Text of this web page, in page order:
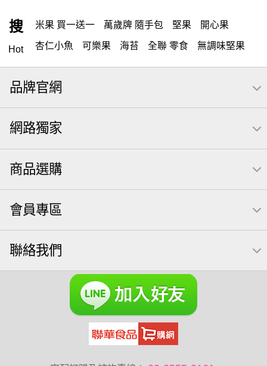
搜
Hot
米果 買一送一 萬歲牌 隨手包 堅果 開心果
杏仁小魚 可樂果 海苔 全聯 零食 無調味堅果
無調味 全聯 禮盒 全聯 素食 堅穀力 綜合纖果
米果 萬歲牌
全聯 拜拜 飲 桶裝堅果 元本山 可樂
三角壽司海苔
起司 核桃 荷卡 三角 萬歲開心果 隨手包
無調味綜合果
減糖日記 禮盒 素食 杏仁 芥末 可樂果 小魚干
萬歲牌 米果 果乾
無糖 堅果飲 梅子 三角飯糰 全聯 南瓜子 蔓越梅
綜合堅果
元氣什穀堅果飲 烘焙 萬歲牌 堅果小包裝活力堅果
海苔 芥末味 無加糖 萬歲牌 蔓越莓
開心果 萬歲牌 全聯 堅果 萬歲牌小魚
小包裝 全聯 海苔細
品牌官網
網路獨家
商品選購
會員專區
聯絡我們